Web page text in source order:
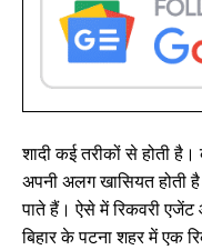
शादी कई तरीकों से होती है।
अपनी अलग खासियत होती
पाते हैं। ऐसे में रिकवरी
बिहार के पटना शहर में एक